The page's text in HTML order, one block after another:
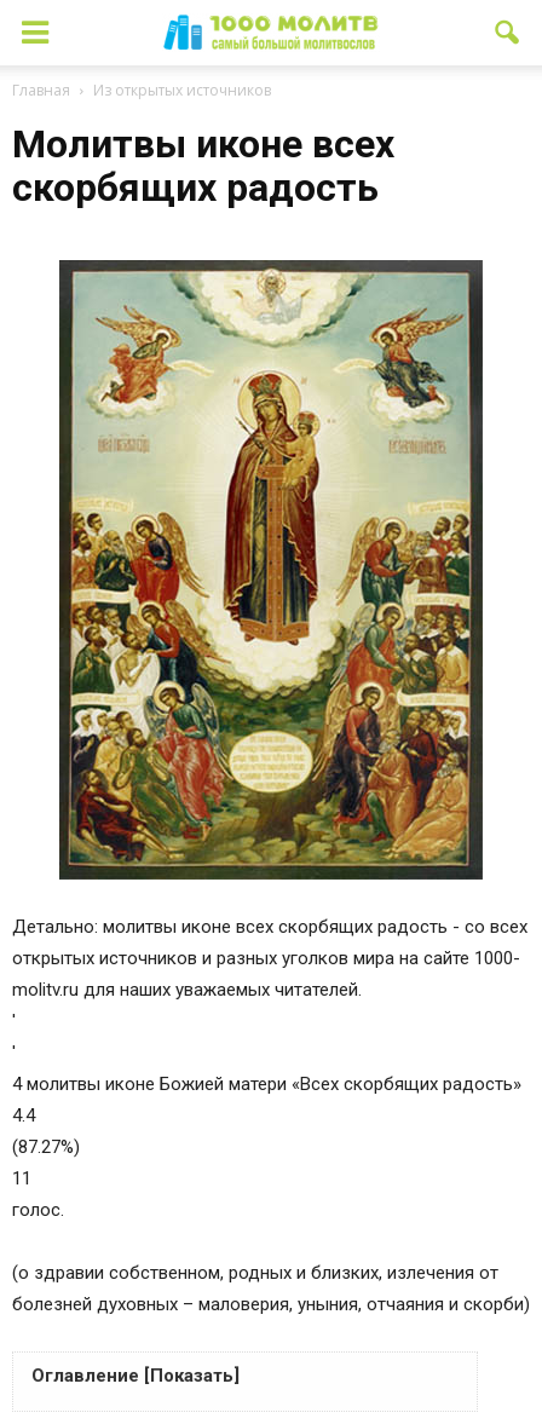
Главная Из открытых источников
Молитвы иконе всех
скорбящих радость
Детально: молитвы иконе всех скорбящих радость - со всех
открытых источников и разных уголков мира на сайте 1000-
molitv.ru для наших уважаемых читателей.
'
'
4 молитвы иконе Божией матери «Всех скорбящих радость»
4.4
(87.27%)
11
голос.
(о здравии собственном, родных и близких, излечения от
болезней духовных – маловерия, уныния, отчаяния и скорби)
Оглавление [Показать]